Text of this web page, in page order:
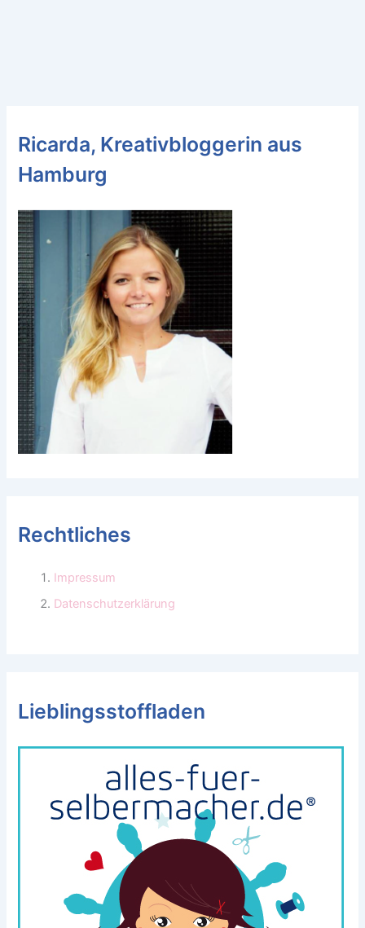
Ricarda, Kreativbloggerin aus
Hamburg
Rechtliches
Impressum
Datenschutzerklärung
Lieblingsstoffladen